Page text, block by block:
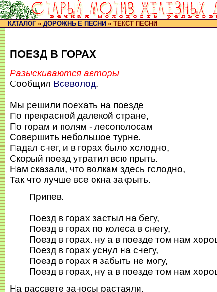
КАТАЛОГ» ДОРОЖНЫЕ ПЕСНИ » ТЕКСТ ПЕСНИ
ПОЕЗД В ГОРАХ
Разыскиваются авторы
Сообщил Всеволод.
Мы решили поехать на поезде
По прекрасной далекой стране,
По горам и полям - лесополосам
Совершить небольшое турне.
Падал снег, и в горах было холодно,
Скорый поезд утратил всю прыть.
Нам сказали, что волкам здесь голодно,
Так что лучше все окна закрыть.
Припев.
Поезд в горах застыл на бегу,
Поезд в горах по колеса в снегу,
Поезд в горах, ну а в поезде том нам
Поезд в горах уснул на снегу,
Поезд в горах я забыть не могу,
Поезд в горах, ну а в поезде том нам
На рассвете заносы растаяли,